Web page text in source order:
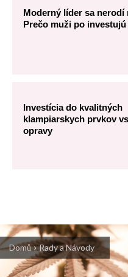
Moderný líder sa nerodí
Prečo muži po
Investícia do kvalitných
klampiarskych prvkov
opravy